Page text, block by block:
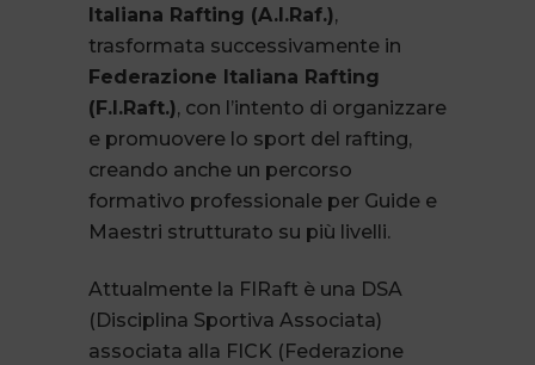
Italiana Rafting (A.I.Raf.),
trasformata successivamente in
Federazione Italiana Rafting
(F.I.Raft.), con l’intento di organizzare
e promuovere lo sport del rafting,
creando anche un percorso
formativo professionale per Guide e
Maestri strutturato su più livelli.
Attualmente la FIRaft è una DSA
(Disciplina Sportiva Associata)
associata alla FICK (Federazione